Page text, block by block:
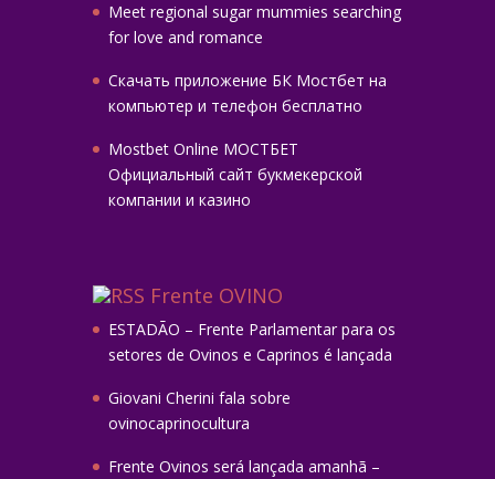
Meet regional sugar mummies searching
for love and romance
Скачать приложение БК Мостбет на
компьютер и телефон бесплатно
Mostbet Online МОСТБЕТ
Официальный сайт букмекерской
компании и казино
Frente OVINO
ESTADÃO – Frente Parlamentar para os
setores de Ovinos e Caprinos é lançada
Giovani Cherini fala sobre
ovinocaprinocultura
Frente Ovinos será lançada amanhã –